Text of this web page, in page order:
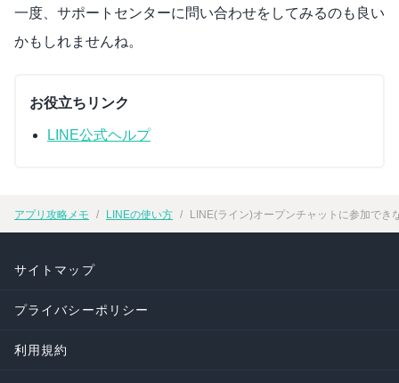
一度、サポートセンターに問い合わせをしてみるのも良い
かもしれませんね。
お役立ちリンク
LINE公式ヘルプ
アプリ攻略メモ LINEの使い方 LINE(ライン)オープンチャットに参加でき
サイトマップ
プライバシーポリシー
利用規約